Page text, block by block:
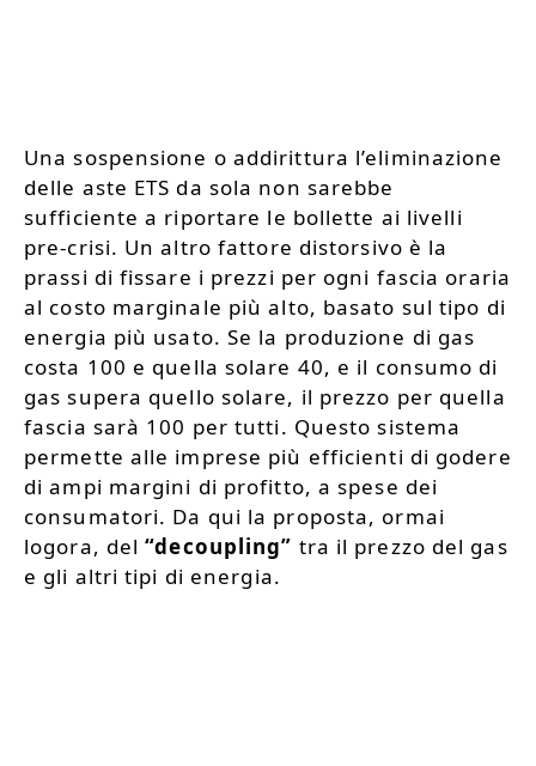
Una sospensione o addirittura l’eliminazione
delle aste ETS da sola non sarebbe
sufficiente a riportare le bollette ai livelli
pre-crisi. Un altro fattore distorsivo è la
prassi di fissare i prezzi per ogni fascia oraria
al costo marginale più alto, basato sul tipo di
energia più usato. Se la produzione di gas
costa 100 e quella solare 40, e il consumo di
gas supera quello solare, il prezzo per quella
fascia sarà 100 per tutti. Questo sistema
permette alle imprese più efficienti di godere
di ampi margini di profitto, a spese dei
consumatori. Da qui la proposta, ormai
logora, del“decoupling” tra il prezzo del gas
e gli altri tipi di energia.